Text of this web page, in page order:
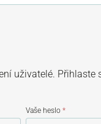
uživatelé. Přihlaste
Vaše heslo *